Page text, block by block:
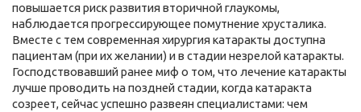
повышается риск развития вторичной глаукомы,
наблюдается прогрессирующее помутнение хрусталика.
Вместе с тем современная хирургия катаракты доступна
пациентам (при их желании) и в стадии незрелой катаракты.
Господствовавший ранее миф о том, что лечение катаракты
лучше проводить на поздней стадии, когда катаракта
созреет, сейчас успешно развеян специалистами: чем